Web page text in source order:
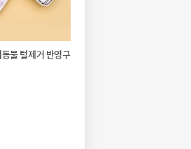
물 털제거 반영구